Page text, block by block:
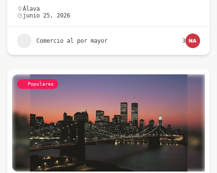
Álava
junio 25, 2026
Comercio al por mayor 3
Populares